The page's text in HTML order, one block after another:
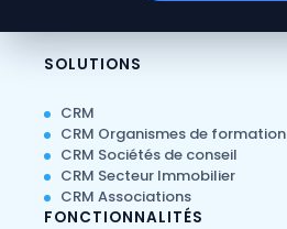
SOLUTIONS
CRM
CRM Organismes de formation
CRM Sociétés de conseil
CRM Secteur Immobilier
CRM Associations
FONCTIONNALITÉS